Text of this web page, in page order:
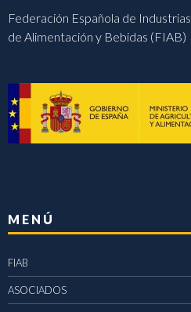
Federación Española de Industrias
de Alimentación y Bebidas (FIAB)
MENÚ
FIAB
ASOCIADOS